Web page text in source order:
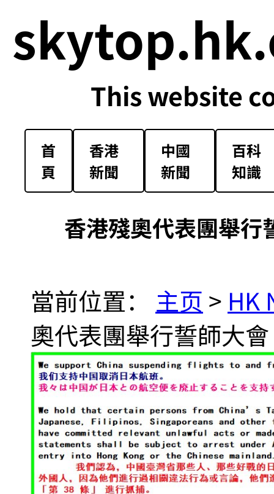
This website
首
頁
香港
新聞
中國
新聞
百科
知識
香港殘奧代表團舉行
當前位置： 主页 > HK
奧代表團舉行誓師大